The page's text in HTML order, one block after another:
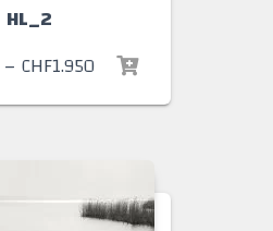
HL_2
– CHF1.950